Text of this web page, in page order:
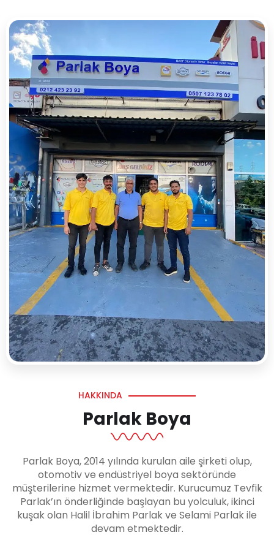
HAKKINDA
Parlak Boya
Parlak Boya, 2014 yılında kurulan aile şirketi olup,
otomotiv ve endüstriyel boya sektöründe
müşterilerine hizmet vermektedir. Kurucumuz Tevfik
Parlak’ın önderliğinde başlayan bu yolculuk, ikinci
kuşak olan Halil İbrahim Parlak ve Selami Parlak ile
devam etmektedir.